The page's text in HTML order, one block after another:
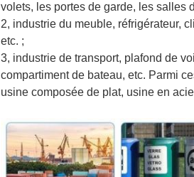
volets, les portes de garde, les salles
2, industrie du meuble, réfrigérateur,
etc. ;
3, industrie de transport, plafond de
compartiment de bateau, etc. Parmi
usine composée de plat, usine en